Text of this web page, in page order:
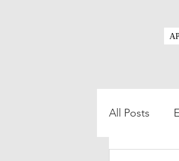
All Posts